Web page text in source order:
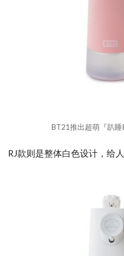
BT21推出超萌『趴睡
RJ款则是整体白色设计，给